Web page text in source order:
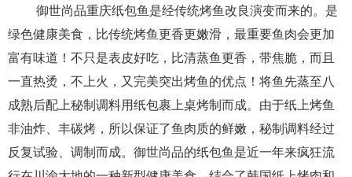
御世尚品重庆纸包鱼是经传统烤鱼改良演变而来的。是
绿色健康美食，比传统烤鱼更香更嫩滑，最重要鱼肉会更加
富有味道！不只是表皮好吃，比清蒸鱼更香，带焦脆，而且
一直热烫，不上火，又完美突出烤鱼的优点！将鱼先蒸至八
成熟后配上秘制调料用纸包裹上桌烤制而成。由于纸上烤鱼
非油炸、丰碳烤，所以保证了鱼肉质的鲜嫩，秘制调料经过
反复试验、调制而成。御世尚品的纸包鱼是近一年来疯狂流